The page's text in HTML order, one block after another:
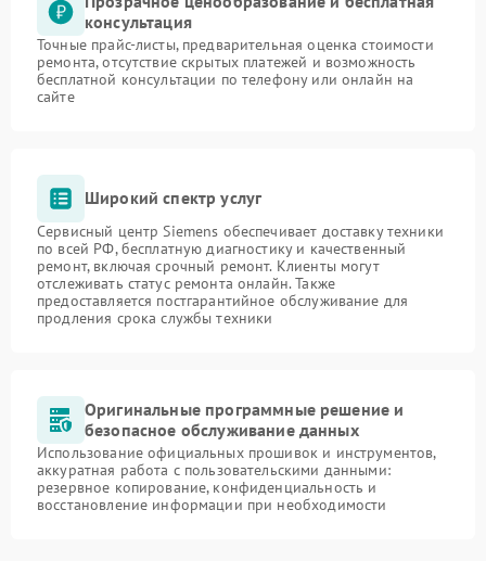
консультация
Точные прайс-листы, предварительная оценка стоимости
ремонта, отсутствие скрытых платежей и возможность
бесплатной консультации по телефону или онлайн на
сайте
Широкий спектр услуг
Сервисный центр Siemens обеспечивает доставку техники
по всей РФ, бесплатную диагностику и качественный
ремонт, включая срочный ремонт. Клиенты могут
отслеживать статус ремонта онлайн. Также
предоставляется постгарантийное обслуживание для
продления срока службы техники
Оригинальные программные решение и
безопасное обслуживание данных
Использование официальных прошивок и инструментов,
аккуратная работа с пользовательскими данными:
резервное копирование, конфиденциальность и
восстановление информации при необходимости